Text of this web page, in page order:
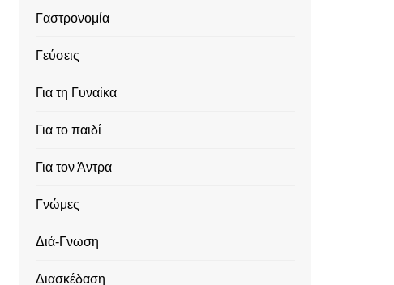
Γαστρονομία
Γεύσεις
Για τη Γυναίκα
Για το παιδί
Για τον Άντρα
Γνώμες
Διά-Γνωση
Διασκέδαση